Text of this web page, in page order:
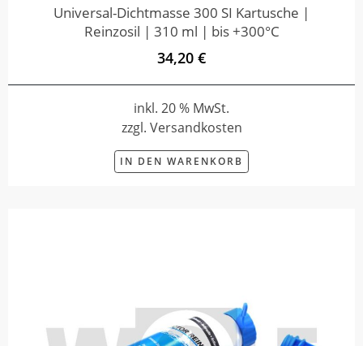
Universal-Dichtmasse 300 SI Kartusche |
Reinzosil | 310 ml | bis +300°C
34,20 €
inkl. 20 % MwSt.
zzgl. Versandkosten
IN DEN WARENKORB